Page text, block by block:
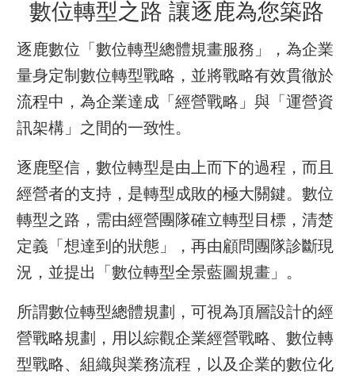
數位轉型之路 讓逐鹿為您築路
逐鹿數位「數位轉型總體規畫服務」，為企業
量身定制數位轉型戰略，並將戰略有效貫徹於
流程中，為企業達成「經營戰略」與「運營資
訊架構」之間的一致性。
逐鹿堅信，數位轉型是由上而下的過程，而且
經營者的支持，是轉型成敗的極大關鍵。數位
轉型之路，需由經營團隊確立轉型目標，清楚
定義「想達到的狀態」，再由顧問團隊診斷現
況，並提出「數位轉型全景藍圖規畫」。
所謂數位轉型總體規劃，可視為頂層設計的經
營戰略規劃，用以綜觀企業經營戰略、數位轉
型戰略、組織與業務流程，以及企業的數位化